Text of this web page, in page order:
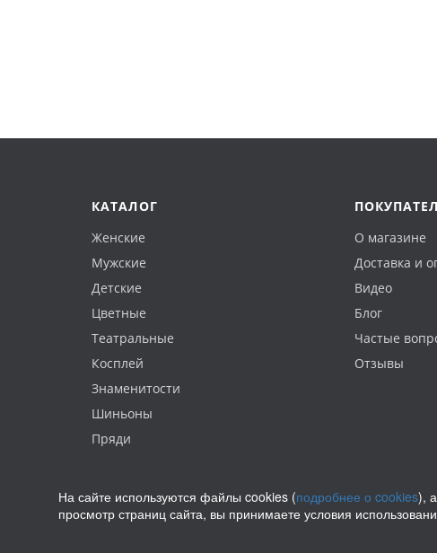
КАТАЛОГ
Женские
Мужские
Детские
Цветные
Театральные
Косплей
Знаменитости
Шиньоны
Пряди
О магазине
Доставка и
Видео
Блог
Частые
Отзывы
Политика конфиденциальности
На сайте используются файлы cookies (подробнее о cookies),
просмотр страниц сайта, вы принимаете условия